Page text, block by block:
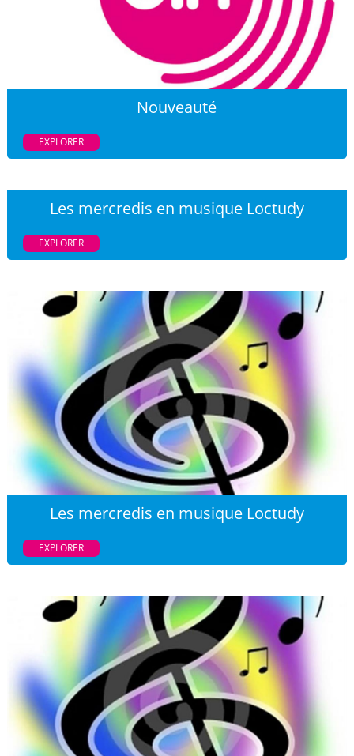
Nouveauté
EXPLORER
Les mercredis en musique Loctudy
EXPLORER
Les mercredis en musique Loctudy
EXPLORER